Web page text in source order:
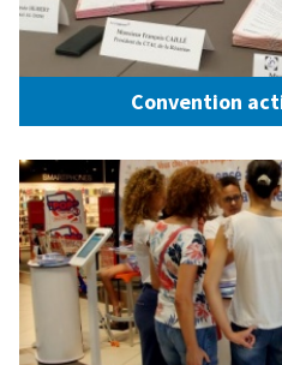
Convention